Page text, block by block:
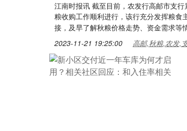
江南时报讯 截至目前，农发行高邮市支
粮收购工作顺利进行，该行充分发挥粮食
接，及早了解秋粮价格走势、资金需求等
2023-11-21 19:25:00 高邮,秋粮,农发,